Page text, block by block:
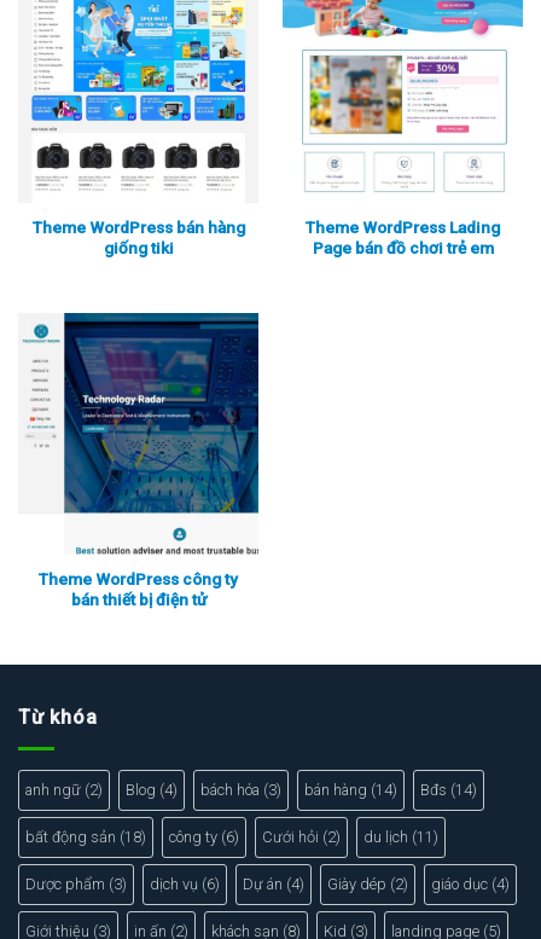
Xem thực tế Xem chi tiết
Theme WordPress bán hàng
giống tiki
Theme WordPress Lading
Page bán đồ chơi trẻ em
Theme WordPress công ty
bán thiết bị điện tử
Từ khóa
anh ngữ (2) Blog (4) bách hóa (3) bán hàng (14) Bđs (14)
bất động sản (18) công ty (6) Cưới hỏi (2) du lịch (11)
Dược phẩm (3) dịch vụ (6) Dự án (4) Giày dép (2) giáo dục (4)
Giới thiệu (3) in ấn (2) khách sạn (8) Kid (3) landing page (5)